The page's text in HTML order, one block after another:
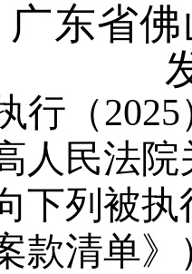
广东省
行（2025
人民法
下列被
款清单